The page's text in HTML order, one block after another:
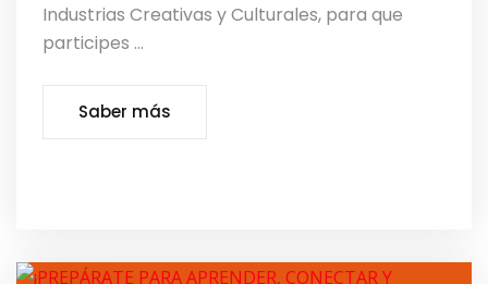
Industrias Creativas y Culturales, para que
participes ...
Saber más